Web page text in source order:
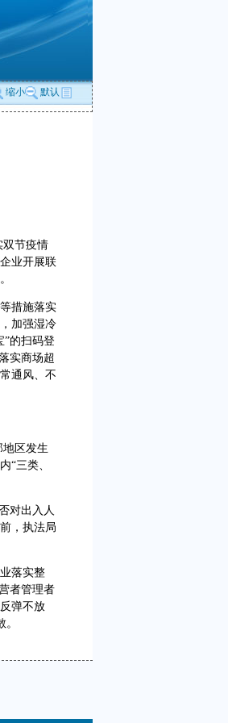
缩小 默认
节疫情
业开展联
措施落实
加强湿冷
”的扫码登
实商场超
通风、不
区发生
“三类、
对出入人
，执法局
落实整
者管理者
弹不放